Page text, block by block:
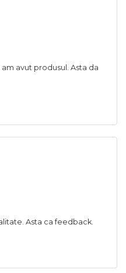
avut produsul. Asta da
Asta ca feedback.